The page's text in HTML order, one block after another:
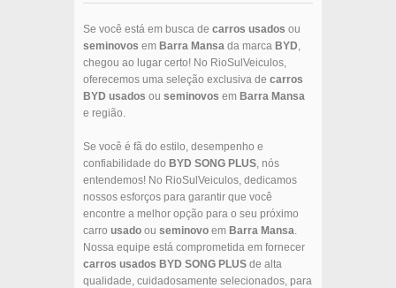
Se você está em busca de carros usados ou
seminovos em Barra Mansa da marca BYD,
chegou ao lugar certo! No RioSulVeiculos,
oferecemos uma seleção exclusiva de carros
BYD usados ou seminovos em Barra Mansa
e região.
Se você é fã do estilo, desempenho e
confiabilidade do BYD SONG PLUS, nós
entendemos! No RioSulVeiculos, dedicamos
nossos esforços para garantir que você
encontre a melhor opção para o seu próximo
carro usado ou seminovo em Barra Mansa.
Nossa equipe está comprometida em fornecer
carros usados BYD SONG PLUS de alta
qualidade, cuidadosamente selecionados, para